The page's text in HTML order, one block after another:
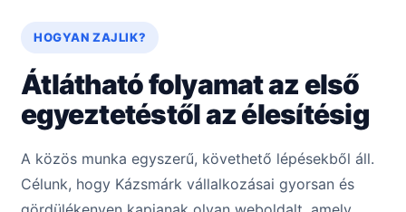
HOGYAN ZAJLIK?
Átlátható folyamat az első
egyeztetéstől az élesítésig
A közös munka egyszerű, követhető lépésekből áll.
Célunk, hogy Kázsmárk vállalkozásai gyorsan és